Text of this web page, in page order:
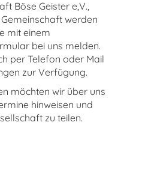
Böse Geister e,V.,
werden
mit einem
bei uns melden.
per Telefon oder Mail
zur Verfügung.
möchten wir über uns
hinweisen und
zu teilen.